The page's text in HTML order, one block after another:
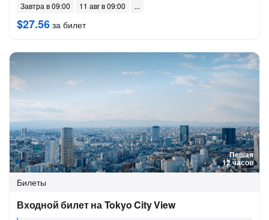
Завтра в 09:00 11 авг в 09:00
$27.56 за билет
Пешая
12 часов
Билеты
Входной билет на Tokyo City View